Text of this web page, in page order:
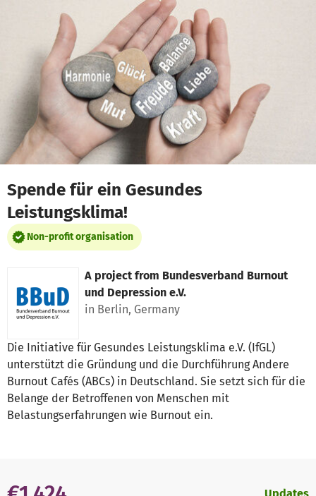
Show accessibility statement
Spende für ein Gesundes
Leistungsklima!
Non-profit organisation
A project from Bundesverband Burnout
und Depression e.V.
in Berlin, Germany
Die Initiative für Gesundes Leistungsklima e.V. (IfGL)
unterstützt die Gründung und die Durchführung Andere
Burnout Cafés (ABCs) in Deutschland. Sie setzt sich für die
Belange der Betroffenen von Menschen mit
Belastungserfahrungen wie Burnout ein.